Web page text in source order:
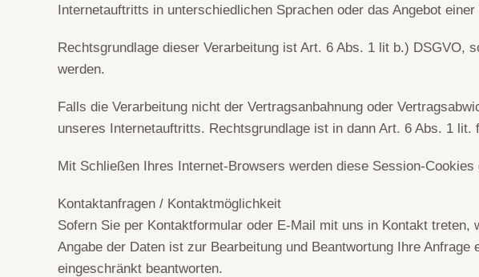
Internetauftritts in unterschiedlichen Sprachen oder das Angebot
Rechtsgrundlage dieser Verarbeitung ist Art. 6 Abs. 1 lit b.) DSGVO,
werden.
Falls die Verarbeitung nicht der Vertragsanbahnung oder
unseres Internetauftritts. Rechtsgrundlage ist in dann Art. 6 Abs. 1 lit.
Mit Schließen Ihres Internet-Browsers werden diese Session-Cookies
Kontaktanfragen / Kontaktmöglichkeit
Sofern Sie per Kontaktformular oder E-Mail mit uns in Kontakt
Angabe der Daten ist zur Bearbeitung und Beantwortung Ihre
eingeschränkt beantworten.